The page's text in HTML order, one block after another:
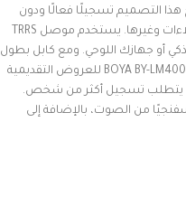
التصميم تسجيلًا فعالًا ودون
استخدام اليدين للخطابات والمقابلات والإملاءات وغيرها. يستخدم موصل TRRS
أو جهازك اللوحي. ومع كابل بطول
4 أمتار (13 قدمًا)، يمكن استخدام ميكروفون BOYA BY-LM400 للعروض التقديمية
يتطلب تسجيل أكثر من شخص.
من الصوت، بالإضافة إلى